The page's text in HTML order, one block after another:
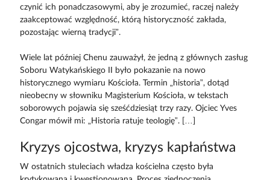
czynić ich ponadczasowymi, aby je zrozumieć, raczej należy
zaakceptować względność, którą historyczność zakłada,
pozostając wierną tradycji”.
Wiele lat później Chenu zauważył, że jedną z głównych zasług
Soboru Watykańskiego II było pokazanie na nowo
historycznego wymiaru Kościoła. Termin „historia”, dotąd
nieobecny w słowniku Magisterium Kościoła, w tekstach
soborowych pojawia się sześćdziesiąt trzy razy. Ojciec Yves
Congar mówił mi: „Historia ratuje teologię”. […]
Kryzys ojcostwa, kryzys kapłaństwa
W ostatnich stuleciach władza kościelna często była